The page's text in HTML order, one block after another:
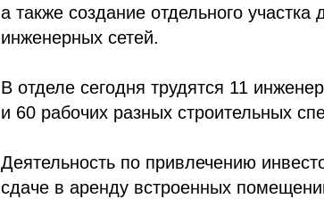
а также создание отдельного участка
инженерных сетей.
В отделе сегодня трудятся 11
и 60 рабочих разных строительных
Деятельность по привлечению
сдаче в аренду встроенных